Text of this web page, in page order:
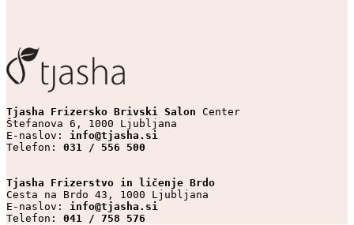
Tjasha Frizersko Brivski Salon Center
Štefanova 6, 1000 Ljubljana
E-naslov: info@tjasha.si
Telefon: 031 / 556 500
Tjasha Frizerstvo in ličenje Brdo
Cesta na Brdo 43, 1000 Ljubljana
E-naslov: info@tjasha.si
Telefon: 041 / 758 576